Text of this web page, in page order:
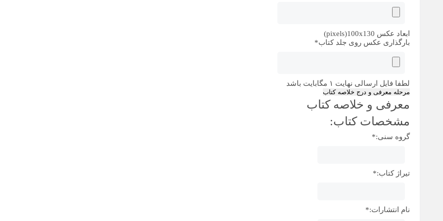
ابعاد عکس pixels)100x130)
بارگذاری عکس روی جلد کتاب*
لطفا فایل ارسالی نهایت ۱ مگابایت باشد
مرحله معرفی و درج خلاصه کتاب
معرفی و خلاصه کتاب
مشخصات کتاب:
گروه سنی:*
تیراژ کتاب:*
نام انتشارات:*